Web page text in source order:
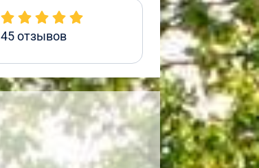
45отзывов